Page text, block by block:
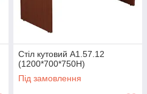
Стіл кутовий А1.57.12
(1200*700*750H)
Під замовлення